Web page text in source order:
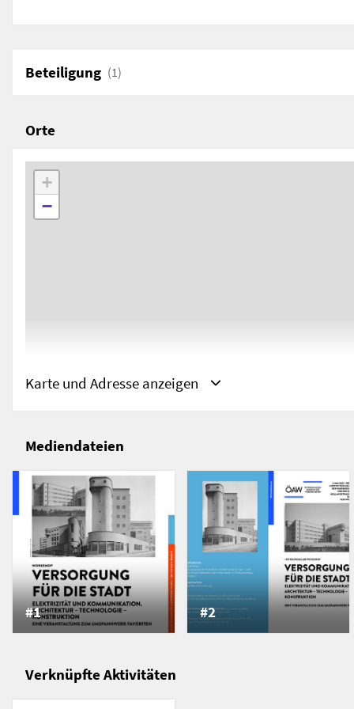
Bauaufgabe erfüllen und über einem beinahe
Beteiligung (1)
Orte
+
−
Adressen
Österreichische Akademie der Wissenschaften,
Wien, Österreich
Bäckerstraße 13
1010 Wien
Österreich
Karte und Adresse anzeigen
Mediendateien
#1 #2
Verknüpfte Aktivitäten